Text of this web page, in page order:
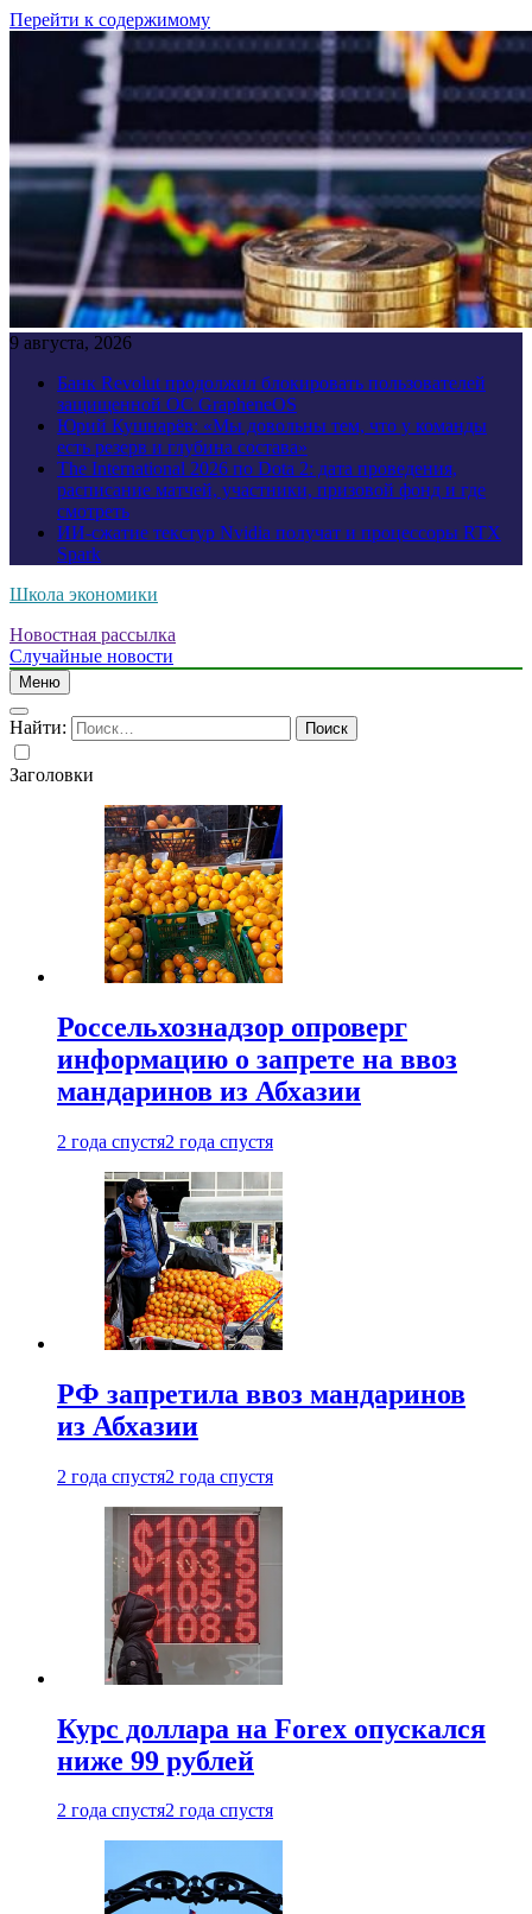
Перейти к содержимому
9 августа, 2026
Банк Revolut продолжил блокировать пользователей
защищенной ОС GrapheneOS
Юрий Кушнарёв: «Мы довольны тем, что у команды
есть резерв и глубина состава»
The International 2026 по Dota 2: дата проведения,
расписание матчей, участники, призовой фонд и где
смотреть
ИИ-сжатие текстур Nvidia получат и процессоры RTX
Spark
Школа экономики
Новостная рассылка
Случайные новости
Меню
Найти:
Заголовки
Россельхознадзор опроверг
информацию о запрете на ввоз
мандаринов из Абхазии
2 года спустя2 года спустя
РФ запретила ввоз мандаринов
из Абхазии
2 года спустя2 года спустя
Курс доллара на Forex опускался
ниже 99 рублей
2 года спустя2 года спустя